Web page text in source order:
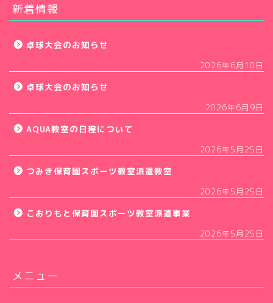
新着情報
卓球大会のお知らせ
2026年6月10日
卓球大会のお知らせ
2026年6月9日
AQUA教室の日程について
2026年5月25日
つみき保育園スポーツ教室派遣教室
2026年5月25日
こおりもと保育園スポーツ教室派遣事業
2026年5月25日
メニュー